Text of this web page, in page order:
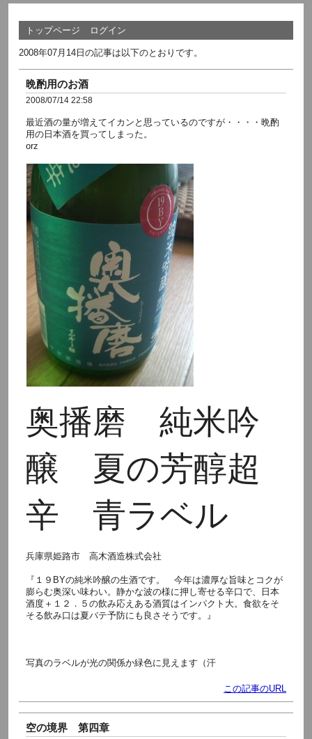
トップページ ログイン
2008年07月14日の記事は以下のとおりです。
晩酌用のお酒
2008/07/14 22:58
最近酒の量が増えてイカンと思っているのですが・・・・晩酌
用の日本酒を買ってしまった。
orz
奥播磨 純米吟
醸 夏の芳醇超
辛 青ラベル
兵庫県姫路市 高木酒造株式会社
『１９BYの純米吟醸の生酒です。 今年は濃厚な旨味とコクが
膨らむ奥深い味わい。静かな波の様に押し寄せる辛口で、日本
酒度＋１２．５の飲み応えある酒質はインパクト大。食欲をそ
そる飲み口は夏バテ予防にも良さそうです。』
写真のラベルが光の関係か緑色に見えます（汗
この記事のURL
空の境界 第四章